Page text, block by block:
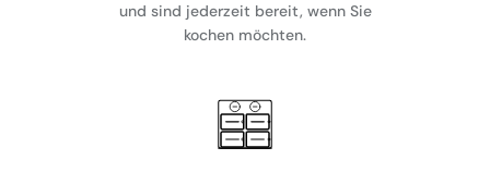
und sind jederzeit bereit, wenn Sie
kochen möchten.